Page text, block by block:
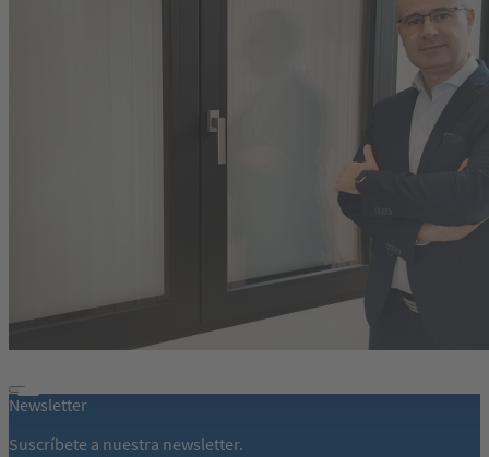
Newsletter
Suscríbete a nuestra newsletter.